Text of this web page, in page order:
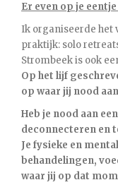
Er even op je
Ik organiseerde het
praktijk: solo
Strombeek is ook
Op het lijf
op waar jij nood
Heb je nood aan
deconnecteren en
Je fysieke en
behandelingen,
waar jij op dat